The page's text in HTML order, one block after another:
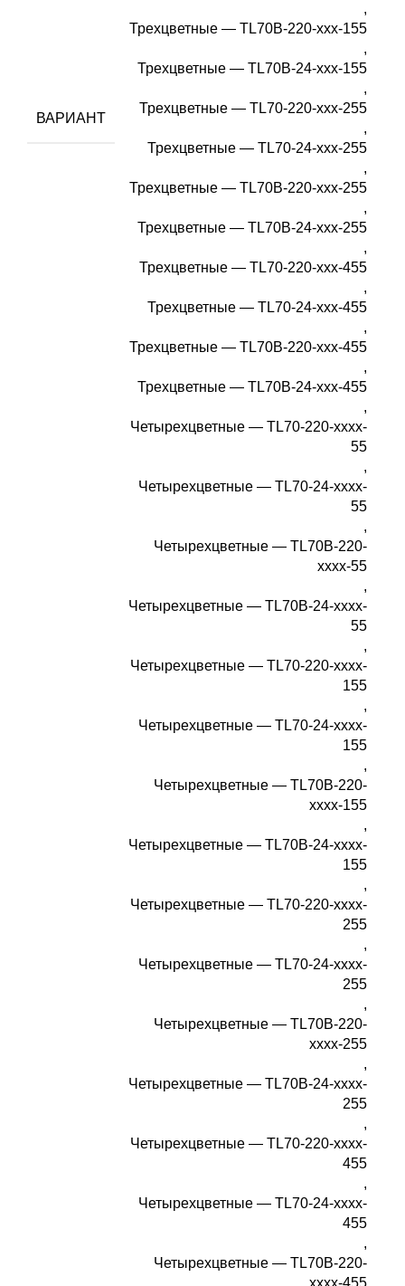
ВАРИАНТ
,
Трехцветные — TL70B-220-xxx-155
,
Трехцветные — TL70B-24-xxx-155
,
Трехцветные — TL70-220-xxx-255
,
Трехцветные — TL70-24-xxx-255
,
Трехцветные — TL70B-220-xxx-255
,
Трехцветные — TL70B-24-xxx-255
,
Трехцветные — TL70-220-xxx-455
,
Трехцветные — TL70-24-xxx-455
,
Трехцветные — TL70B-220-xxx-455
,
Трехцветные — TL70B-24-xxx-455
,
Четырехцветные — TL70-220-xxxx-
55
,
Четырехцветные — TL70-24-xxxx-
55
,
Четырехцветные — TL70B-220-
xxxx-55
,
Четырехцветные — TL70B-24-xxxx-
55
,
Четырехцветные — TL70-220-xxxx-
155
,
Четырехцветные — TL70-24-xxxx-
155
,
Четырехцветные — TL70B-220-
xxxx-155
,
Четырехцветные — TL70B-24-xxxx-
155
,
Четырехцветные — TL70-220-xxxx-
255
,
Четырехцветные — TL70-24-xxxx-
255
,
Четырехцветные — TL70B-220-
xxxx-255
,
Четырехцветные — TL70B-24-xxxx-
255
,
Четырехцветные — TL70-220-xxxx-
455
,
Четырехцветные — TL70-24-xxxx-
455
,
Четырехцветные — TL70B-220-